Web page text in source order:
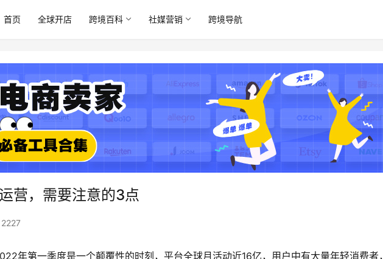
首页 全球开店 跨境百科 社媒营销 跨境导航
营，需要注意的3点
年第一季度是一个颠覆性的时刻，平台全球月活动近16亿，用户中有大量年轻消费者，